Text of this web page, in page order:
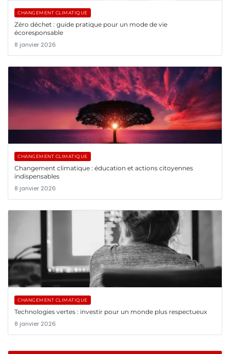
CHANGEMENT CLIMATIQUE
Zéro déchet : guide pratique pour un mode de vie
écoresponsable
8 janvier 2026
CHANGEMENT CLIMATIQUE
Changement climatique : éducation et actions citoyennes
indispensables
8 janvier 2026
CHANGEMENT CLIMATIQUE
Technologies vertes : investir pour un monde plus respectueux
8 janvier 2026